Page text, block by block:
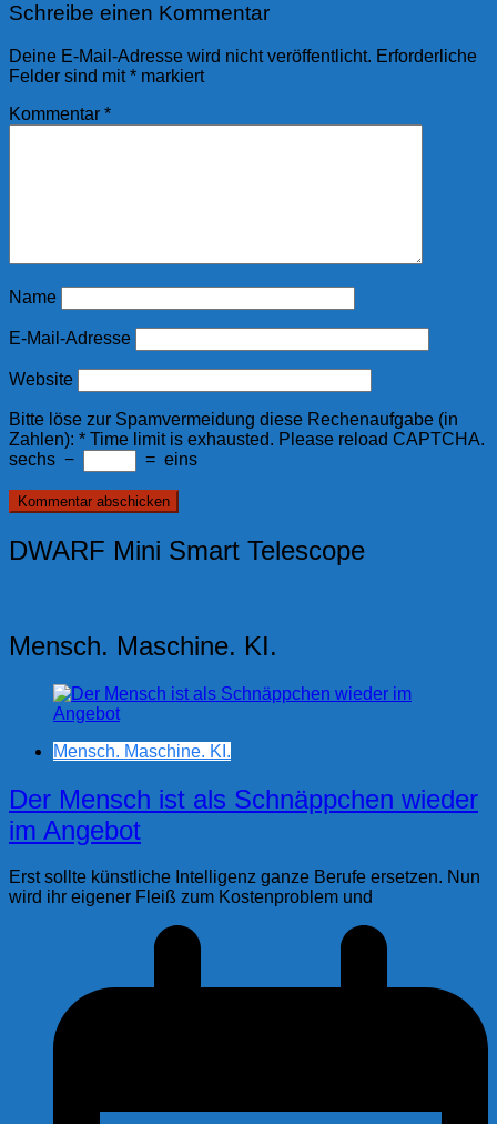
Schreibe einen Kommentar
Deine E-Mail-Adresse wird nicht veröffentlicht. Erforderliche
Felder sind mit* markiert
Kommentar *
Name
E-Mail-Adresse
Website
Bitte löse zur Spamvermeidung diese Rechenaufgabe (in
Zahlen): * Time limit is exhausted. Please reload CAPTCHA.
sechs − = eins
DWARF Mini Smart Telescope
Mensch. Maschine. KI.
Mensch. Maschine. KI.
Der Mensch ist als Schnäppchen wieder
im Angebot
Erst sollte künstliche Intelligenz ganze Berufe ersetzen. Nun
wird ihr eigener Fleiß zum Kostenproblem und